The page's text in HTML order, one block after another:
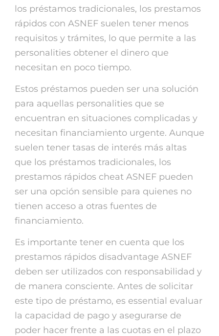
los préstamos tradicionales, los prestamos
rápidos con ASNEF suelen tener menos
requisitos y trámites, lo que permite a las
personalities obtener el dinero que
necesitan en poco tiempo.
Estos préstamos pueden ser una solución
para aquellas personalities que se
encuentran en situaciones complicadas y
necesitan financiamiento urgente. Aunque
suelen tener tasas de interés más altas
que los préstamos tradicionales, los
prestamos rápidos cheat ASNEF pueden
ser una opción sensible para quienes no
tienen acceso a otras fuentes de
financiamiento.
Es importante tener en cuenta que los
prestamos rápidos disadvantage ASNEF
deben ser utilizados con responsabilidad y
de manera consciente. Antes de solicitar
este tipo de préstamo, es essential evaluar
la capacidad de pago y asegurarse de
poder hacer frente a las cuotas en el plazo